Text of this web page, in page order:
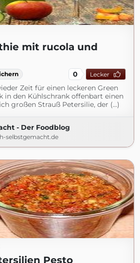
mit rucola und
0 Lecker
Zeit für einen leckeren Green
in den Kühlschrank offenbart einen
großen Strauß Petersilie, der (...)
- Der Foodblog
selbstgemacht.de
Pesto